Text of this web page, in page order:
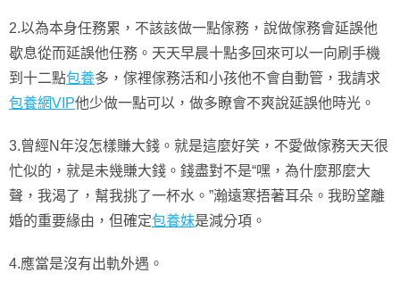
2.以為本身任務累，不該該做一點傢務，說做傢務會延誤他
歇息從而延誤他任務。天天早晨十點多回來可以一向刷手機
到十二點包養多，傢裡傢務活和小孩他不會自動管，我請求
包養網VIP他少做一點可以，做多瞭會不爽說延誤他時光。
3.曾經N年沒怎樣賺大錢。就是這麼好笑，不愛做傢務天天很
忙似的，就是未幾賺大錢。錢盡對不是“嘿，為什麼那麼大
聲，我渴了，幫我挑了一杯水。”瀚遠寒捂著耳朵。我盼望離
婚的重要緣由，但確定包養妹是減分項。
4.應當是沒有出軌外遇。